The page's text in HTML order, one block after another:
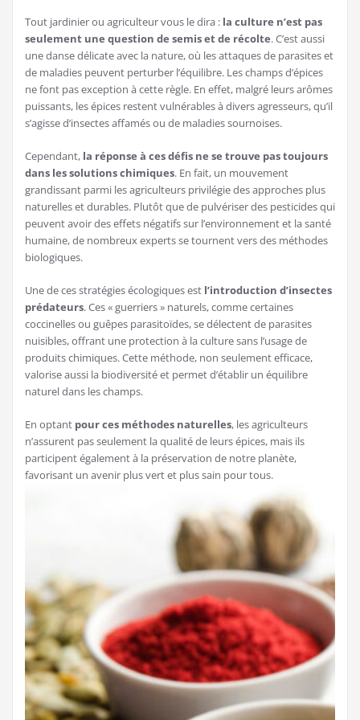
Tout jardinier ou agriculteur vous le dira : la culture n’est pas
seulement une question de semis et de récolte. C’est aussi
une danse délicate avec la nature, où les attaques de parasites et
de maladies peuvent perturber l’équilibre. Les champs d’épices
ne font pas exception à cette règle. En effet, malgré leurs arômes
puissants, les épices restent vulnérables à divers agresseurs, qu’il
s’agisse d’insectes affamés ou de maladies sournoises.
Cependant, la réponse à ces défis ne se trouve pas toujours
dans les solutions chimiques. En fait, un mouvement
grandissant parmi les agriculteurs privilégie des approches plus
naturelles et durables. Plutôt que de pulvériser des pesticides qui
peuvent avoir des effets négatifs sur l’environnement et la santé
humaine, de nombreux experts se tournent vers des méthodes
biologiques.
Une de ces stratégies écologiques est l’introduction d’insectes
prédateurs. Ces « guerriers » naturels, comme certaines
coccinelles ou guêpes parasitoïdes, se délectent de parasites
nuisibles, offrant une protection à la culture sans l’usage de
produits chimiques. Cette méthode, non seulement efficace,
valorise aussi la biodiversité et permet d’établir un équilibre
naturel dans les champs.
En optant pour ces méthodes naturelles, les agriculteurs
n’assurent pas seulement la qualité de leurs épices, mais ils
participent également à la préservation de notre planète,
favorisant un avenir plus vert et plus sain pour tous.